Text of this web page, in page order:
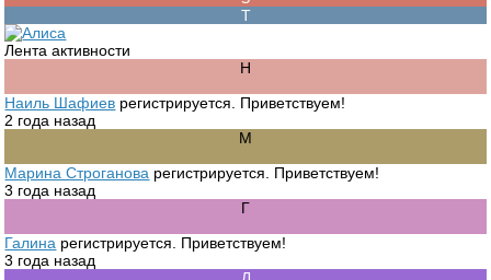
Лента активности
Наиль Шафиев регистрируется. Приветствуем!
2 года назад
Марина Строганова регистрируется. Приветствуем!
3 года назад
Галина регистрируется. Приветствуем!
3 года назад